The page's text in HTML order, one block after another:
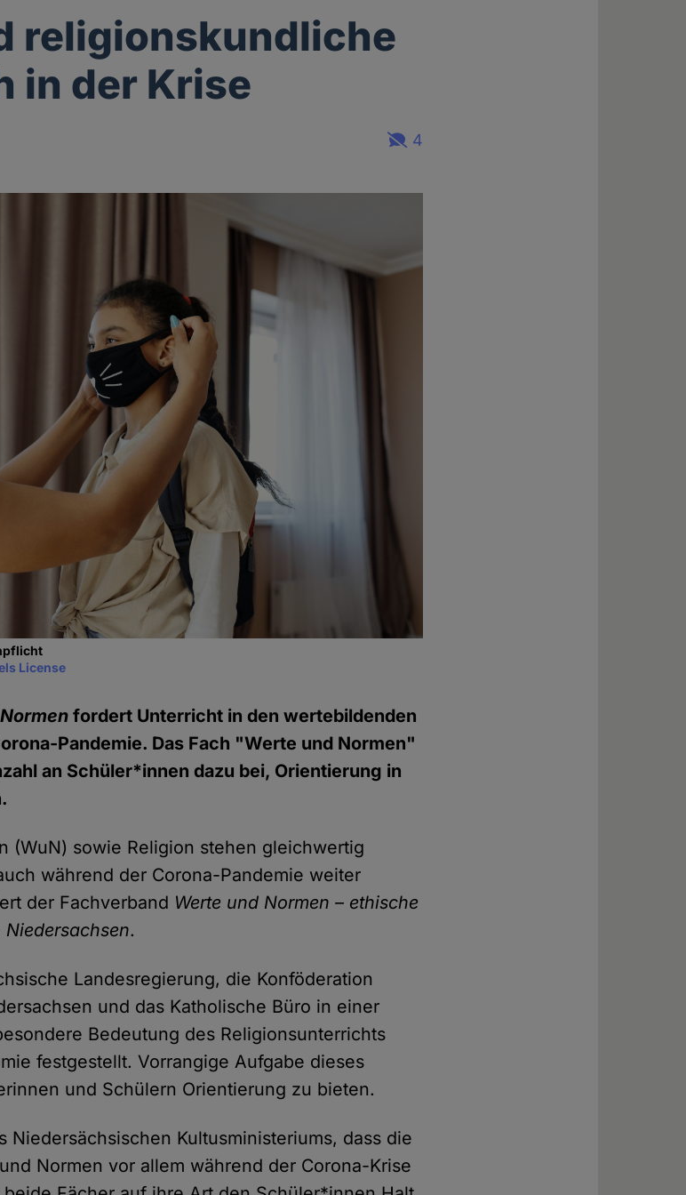
religionskundliche
in der Krise
4
License
fordert Unterricht in den wertebildenden
Pandemie. Das Fach "Werte und Normen"
an Schüler*innen dazu bei, Orientierung in
(WuN) sowie Religion stehen gleichwertig
während der Corona-Pandemie weiter
der Fachverband Werte und Normen – ethische
.
Landesregierung, die Konföderation
und das Katholische Büro in einer
Bedeutung des Religionsunterrichts
festgestellt. Vorrangige Aufgabe dieses
und Schülern Orientierung zu bieten.
Kultusministeriums, dass die
Normen vor allem während der Corona-Krise